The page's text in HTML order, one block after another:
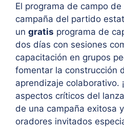
El programa de campo
campaña del partido
un gratis programa de
dos días con sesiones
capacitación en grupos
fomentar la construcción
aprendizaje colaborativo.
aspectos críticos del
de una campaña exitosa
oradores invitados